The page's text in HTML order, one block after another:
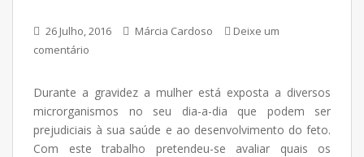
26 Julho, 2016 Márcia Cardoso
Deixe um
comentário
Durante a gravidez a mulher está exposta a diversos
microrganismos no seu dia-a-dia que podem ser
prejudiciais à sua saúde e ao desenvolvimento do feto.
Com este trabalho pretendeu-se avaliar quais os